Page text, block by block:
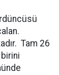
Tam 26